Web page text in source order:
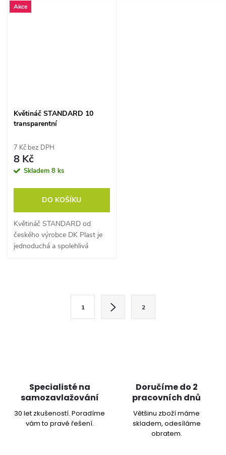
sazenic, přesazování i běžné
Akce
Květináč STANDARD 10
transparentní
7 Kč bez DPH
8 Kč
Skladem 8 ks
DO KOŠÍKU
Květináč STANDARD od
českého výrobce DK Plast je
jednoduchá a spolehlivá
1 2
Specialisté na
samozavlažování
30 let zkušeností. Poradíme
vám to pravé řešení.
Doručíme do 2
pracovních dnů
Většinu zboží máme
skladem, odesíláme
obratem.